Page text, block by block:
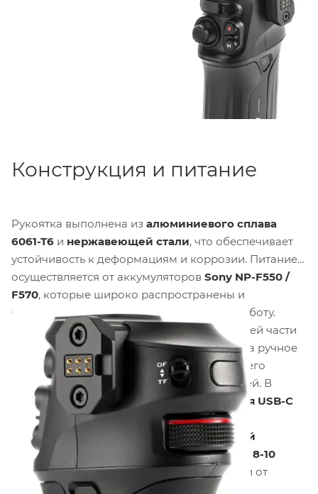
прочность и долговечность при интенсивной
эксплуатации в полевых условиях.
Конструкция и питание
Рукоятка выполнена из алюминиевого сплава
6061-T6 и нержавеющей стали, что обеспечивает
устойчивость к деформациям и коррозии. Питание
осуществляется от аккумуляторов Sony NP-F550 /
F570, которые широко распространены и
обеспечивают длительную автономную работу.
Интегрированный модуль NATOна верхней части
рукоятки позволяет передавать питание на ручное
колесо Nucleus Nano II, увеличивая время его
работы без необходимости замены батарей. В
комплект поставки входит
кабель питания USB-C
длиной 30 смдля зарядки и подключения
дополнительных устройств. Литий-ионный
аккумулятор
NP-F серии обеспечивает до 8-10
часовнепрерывной работы в зависимости от
нагрузки и настроек.